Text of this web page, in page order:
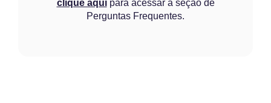
clique aquipara acessar a seção de
Perguntas Frequentes.